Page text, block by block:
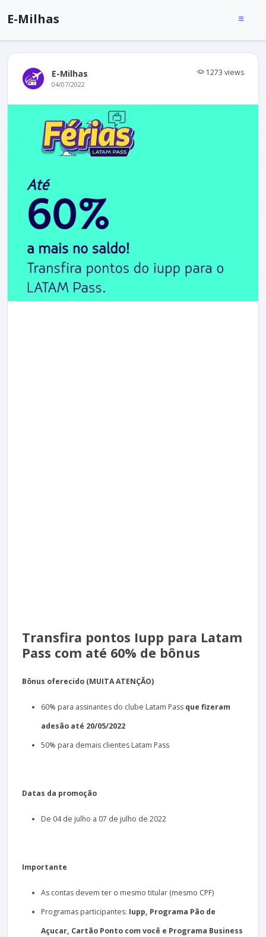
E-Milhas
E-Milhas 1273 views
04/07/2022
Transfira pontos Iupp para Latam
Pass com até 60% de bônus
Bônus oferecido (MUITA ATENÇÃO)
60% para assinantes do clube Latam Pass que fizeram
adesão até 20/05/2022
50% para demais clientes Latam Pass
Datas da promoção
De 04 de julho a 07 de julho de 2022
Importante
As contas devem ter o mesmo titular (mesmo CPF)
Programas participantes: Iupp, Programa Pão de
Açucar, Cartão Ponto com você e Programa Business